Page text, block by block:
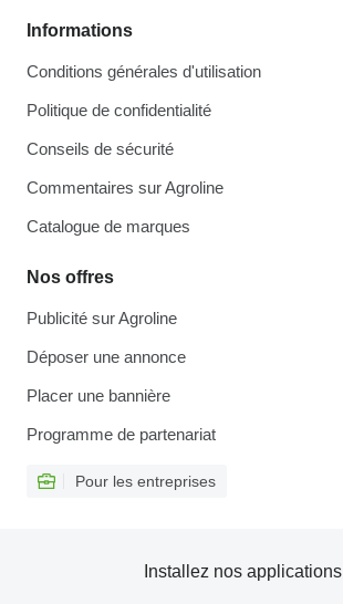
Informations
Conditions générales d'utilisation
Politique de confidentialité
Conseils de sécurité
Commentaires sur Agroline
Catalogue de marques
Nos offres
Publicité sur Agroline
Déposer une annonce
Placer une bannière
Programme de partenariat
Pour les entreprises
Installez nos applications